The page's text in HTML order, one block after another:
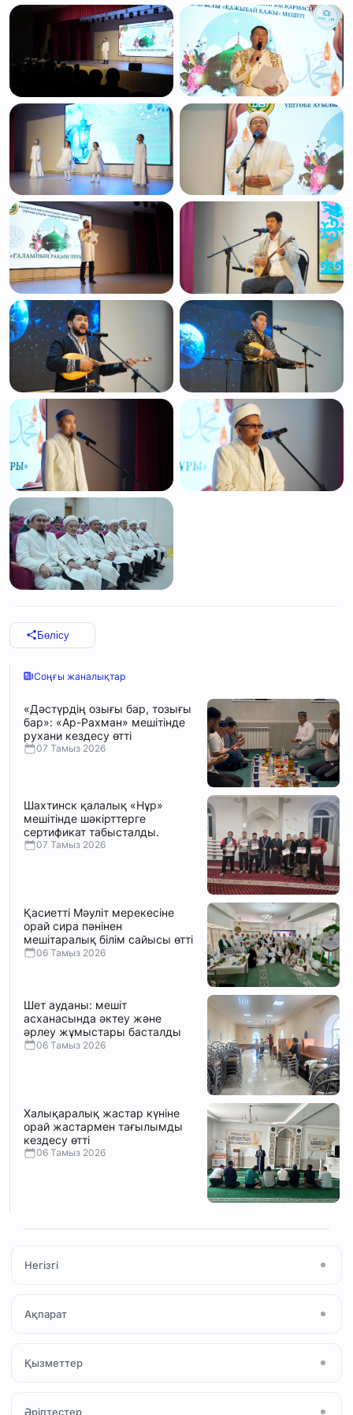
Бөлісу
Соңғы жаналықтар
«Дәстүрдің озығы бар, тозығы
бар»: «Ар-Рахман» мешітінде
рухани кездесу өтті
07 Тамыз 2026
Шахтинск қалалық «Нұр»
мешітінде шәкірттерге
сертификат табысталды.
07 Тамыз 2026
Қасиетті Мәуліт мерекесіне
орай сира пәнінен
мешітаралық білім сайысы өтті
06 Тамыз 2026
Шет ауданы: мешіт
асханасында әктеу және
әрлеу жұмыстары басталды
06 Тамыз 2026
Халықаралық жастар күніне
орай жастармен тағылымды
кездесу өтті
06 Тамыз 2026
Негізгі
Мақала
Ihsan Media
Ақпарат
Намаз
Ислам қабылдау
Қызметтер
«Зекет» қоры
Әріптестер